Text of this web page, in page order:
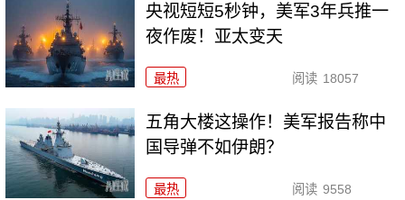
央视短短5秒钟，美军3年兵推一
夜作废！亚太变天
最热 阅读 18057
五角大楼这操作！美军报告称中
国导弹不如伊朗？
最热 阅读 9558